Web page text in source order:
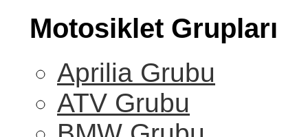
Motosiklet Grupları
Aprilia Grubu
ATV Grubu